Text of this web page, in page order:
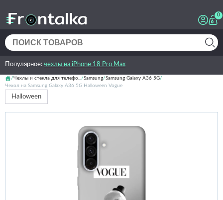
0
Популярное: чехлы на iPhone 18 Pro Max
Чехлы и стекла для телефо... Samsung Samsung Galaxy A36 5G
Чехол на Samsung Galaxy A36 5G Halloween Vogue
Halloween